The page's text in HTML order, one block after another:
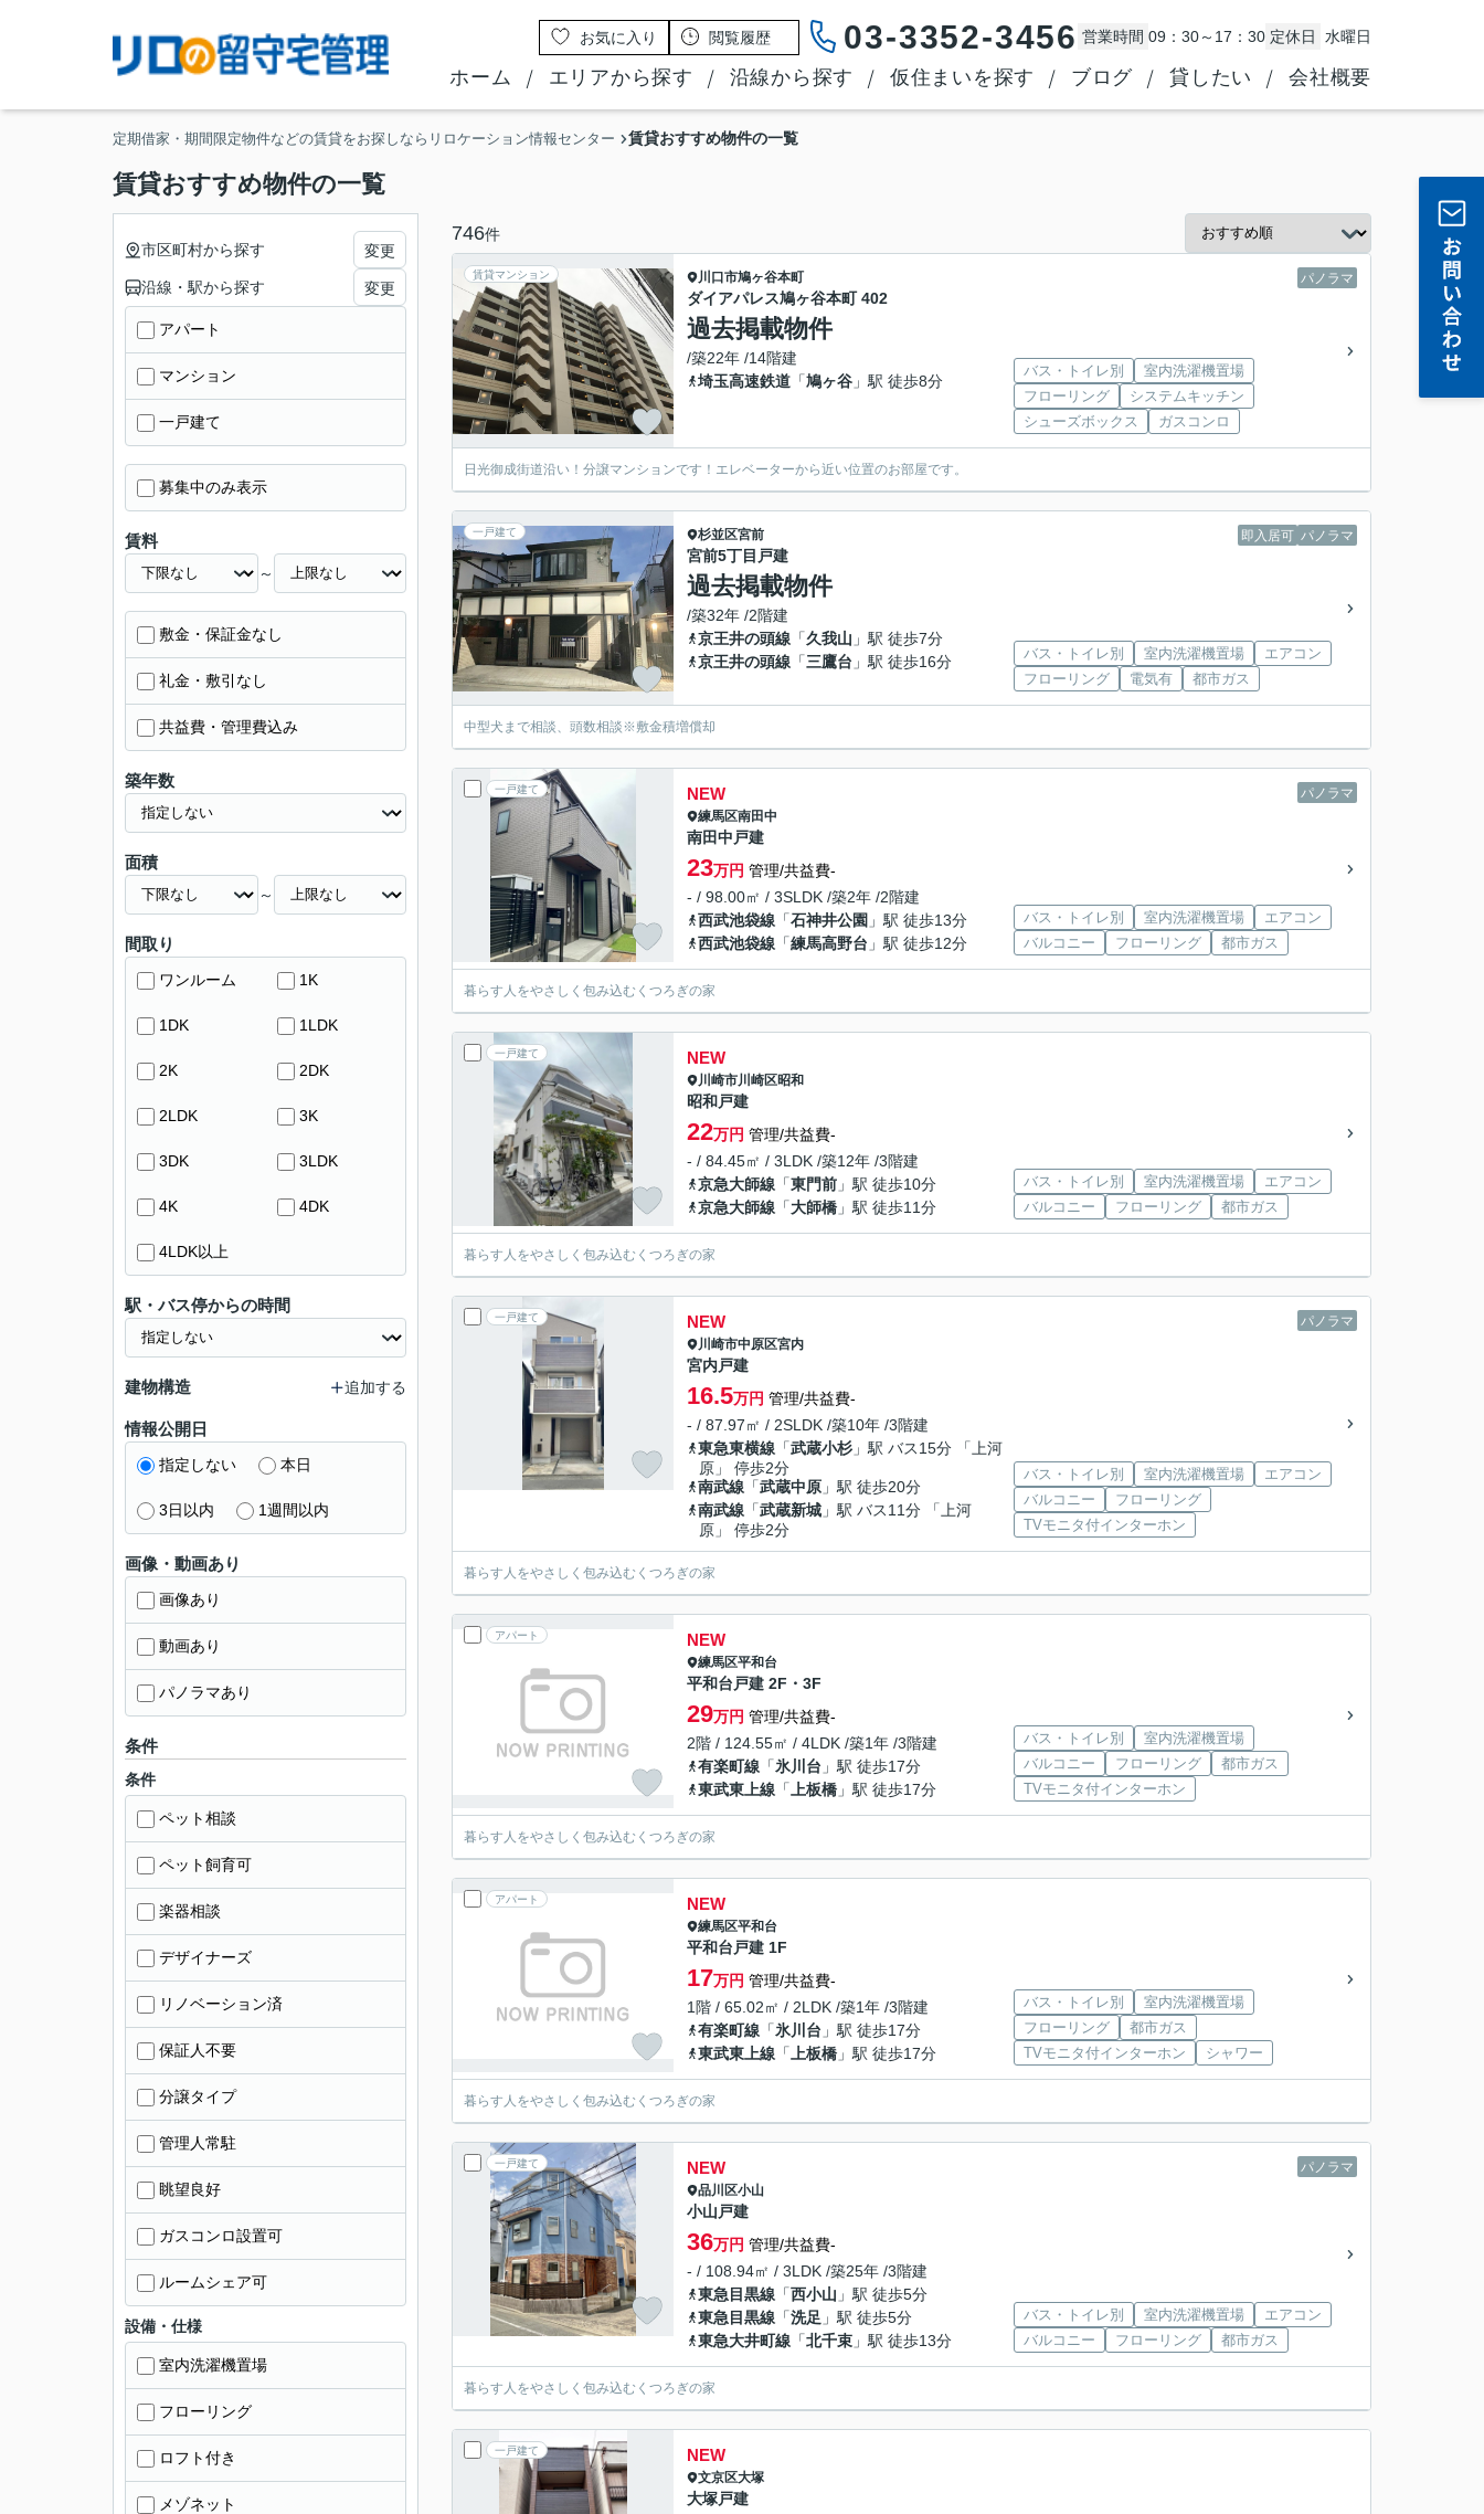
お気に入り 閲覧履歴 03-3352-3456 営業時間 09：30～17：30 定休日 水曜日
ホーム エリアから探す 沿線から探す 仮住まいを探す ブログ 貸したい 会社概要
定期借家・期間限定物件などの賃貸をお探しならリロケーション情報センター 賃貸おすすめ物件の一覧
賃貸おすすめ物件の一覧
746件
賃貸マンション パノラマ
川口市鳩ヶ谷本町
ダイアパレス鳩ヶ谷本町 402
過去掲載物件
/築22年 /14階建
埼玉高速鉄道 「鳩ヶ谷 」駅 徒歩8分
バス・トイレ別
室内洗濯機置場
フローリング
システムキッチン
シューズボックス
ガスコンロ
日光御成街道沿い！分譲マンションです！エレベーターから近い位置のお部屋です。
一戸建て 即入居可 パノラマ
杉並区宮前
宮前5丁目戸建
過去掲載物件
/築32年 /2階建
京王井の頭線 「久我山 」駅 徒歩7分
京王井の頭線 「三鷹台 」駅 徒歩16分 バス・トイレ別 室内洗濯機置場
エアコン
フローリング
電気有 都市ガス
中型犬まで相談、頭数相談※敷金積増償却
一戸建て パノラマ
NEW
練馬区南田中
南田中戸建
23万円 管理/共益費-
- / 98.00㎡ / 3SLDK /築2年 /2階建
西武池袋線 「石神井公園 」駅 徒歩13分
西武池袋線 「練馬高野台 」駅 徒歩12分
バス・トイレ別 室内洗濯機置場
エアコン
バルコニー
フローリング 都市ガス
暮らす人をやさしく包み込むくつろぎの家
一戸建て NEW
川崎市川崎区昭和
昭和戸建
22万円 管理/共益費-
- / 84.45㎡ / 3LDK /築12年 /3階建
京急大師線 「東門前 」駅 徒歩10分
京急大師線 「大師橋 」駅 徒歩11分
バス・トイレ別 室内洗濯機置場
エアコン
バルコニー
フローリング 都市ガス
暮らす人をやさしく包み込むくつろぎの家
一戸建て パノラマ
NEW
川崎市中原区宮内
宮内戸建
16.5万円 管理/共益費-
- / 87.97㎡ / 2SLDK /築10年 /3階建
東急東横線 「武蔵小杉 」駅 バス15分 「上河
原」 停歩2分
南武線 「武蔵中原 」駅 徒歩20分
南武線 「武蔵新城 」駅 バス11分 「上河
原」 停歩2分
バス・トイレ別 室内洗濯機置場
エアコン
バルコニー
フローリング
TVモニタ付インターホン
暮らす人をやさしく包み込むくつろぎの家
アパート NEW
練馬区平和台
平和台戸建 2F・3F
29万円 管理/共益費-
2階 / 124.55㎡ / 4LDK /築1年 /3階建
有楽町線 「氷川台 」駅 徒歩17分
東武東上線 「 上板橋 」駅 徒歩17分
バス・トイレ別
室内洗濯機置場
バルコニー
フローリング
都市ガス
TVモニタ付インターホン
暮らす人をやさしく包み込むくつろぎの家
アパート NEW
練馬区平和台
平和台戸建 1F
17万円 管理/共益費-
1階 / 65.02㎡ / 2LDK /築1年 /3階建
有楽町線 「氷川台 」駅 徒歩17分
東武東上線 「 上板橋 」駅 徒歩17分
バス・トイレ別
室内洗濯機置場
フローリング
都市ガス
TVモニタ付インターホン
シャワー
暮らす人をやさしく包み込むくつろぎの家
一戸建て パノラマ
NEW
品川区小山
小山戸建
36万円 管理/共益費-
- / 108.94㎡ / 3LDK /築25年 /3階建
東急目黒線 「西小山 」駅 徒歩5分
東急目黒線 「洗足 」駅 徒歩5分
東急大井町線 「北千束 」駅 徒歩13分
バス・トイレ別 室内洗濯機置場
エアコン
バルコニー
フローリング 都市ガス
暮らす人をやさしく包み込むくつろぎの家
一戸建て NEW
文京区大塚
大塚戸建
市区町村から探す 変更
沿線・駅から探す 変更
アパート
マンション
一戸建て
募集中のみ表示
賃料
～
敷金・保証金なし
礼金・敷引なし
共益費・管理費込み
築年数
面積
～
間取り
ワンルーム 1K
1DK 1LDK
2K 2DK
2LDK 3K
3DK 3LDK
4K 4DK
4LDK以上
駅・バス停からの時間
建物構造 追加する
情報公開日
指定しない 本日
3日以内 1週間以内
画像・動画あり
画像あり
動画あり
パノラマあり
条件
条件
ペット相談
ペット飼育可
楽器相談
デザイナーズ
リノベーション済
保証人不要
分譲タイプ
管理人常駐
眺望良好
ガスコンロ設置可
ルームシェア可
設備・仕様
室内洗濯機置場
フローリング
ロフト付き
メゾネット